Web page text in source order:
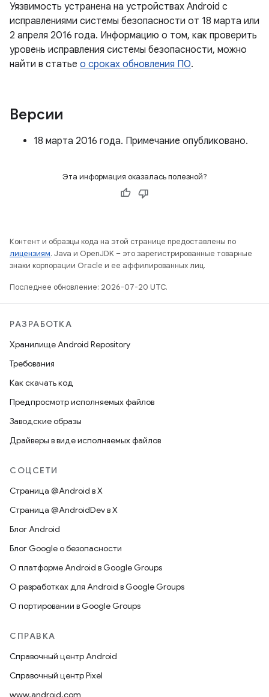
Уязвимость устранена на устройствах Android с
исправлениями системы безопасности от 18 марта или
2 апреля 2016 года. Информацию о том, как проверить
уровень исправления системы безопасности, можно
найти в статье о сроках обновления ПО.
Версии
18 марта 2016 года. Примечание опубликовано.
Эта информация оказалась полезной?
Контент и образцы кода на этой странице предоставлены по
лицензиям. Java и OpenJDK – это зарегистрированные товарные
знаки корпорации Oracle и ее аффилированных лиц.
Последнее обновление: 2026-07-20 UTC.
РАЗРАБОТКА
Хранилище Android Repository
Требования
Как скачать код
Предпросмотр исполняемых файлов
Заводские образы
Драйверы в виде исполняемых файлов
СОЦСЕТИ
Страница @Android в X
Страница @AndroidDev в X
Блог Android
Блог Google о безопасности
О платформе Android в Google Groups
О разработках для Android в Google Groups
О портировании в Google Groups
СПРАВКА
Справочный центр Android
Справочный центр Pixel
www.android.com